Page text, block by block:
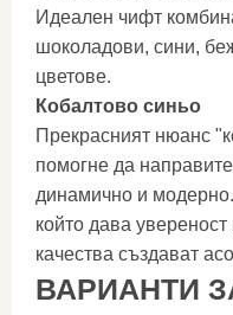
Идеален чифт
шоколадови, сини,
цветове.
Кобалтово синьо
Прекрасният нюанс
помогне да
динамично и
който дава
качества създават
ВАРИАНТИ